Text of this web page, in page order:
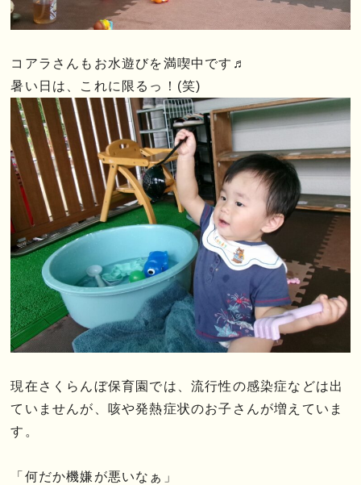
コアラさんもお水遊びを満喫中です♬
暑い日は、これに限るっ！(笑)
現在さくらんぼ保育園では、流行性の感染症などは出
ていませんが、咳や発熱症状のお子さんが増えていま
す。
「何だか機嫌が悪いなぁ」